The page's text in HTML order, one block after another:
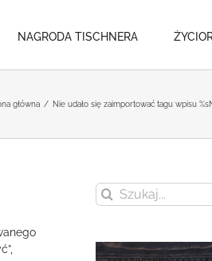
NAGRODA TISCHNERA
główna / Nie udało się zaimportować tagu wpisu %s
Szukaj